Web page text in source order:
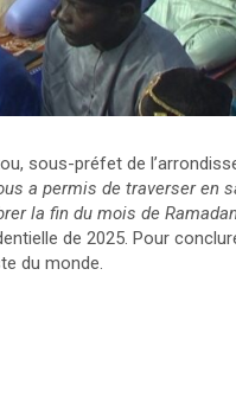
sous-préfet de
a permis de traverser en
la fin du mois de
de 2025. Pour
du monde.